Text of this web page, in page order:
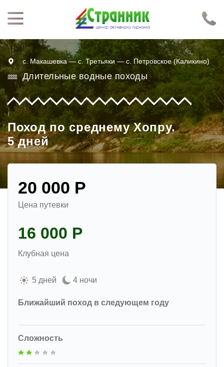
с. Макашевка — с. Третьяки — с. Петровское (Каликино)
Длительные водные походы
Поход по среднему Хопру.
5 дней
20 000 Р
Цена путевки
16 000 Р
Клубная цена
5 дней 4 ночи
Ближайший поход в следующем году
Сложность